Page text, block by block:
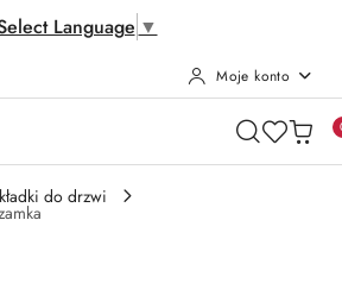
Language ▼
produktu Moje konto
do drzwi